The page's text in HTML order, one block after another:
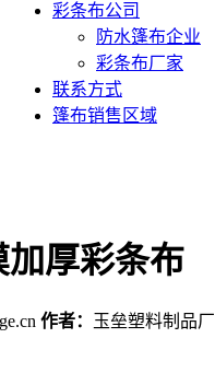
彩条布公司
防水篷布企业
彩条布厂家
联系方式
篷布销售区域
厚彩条布
作者： 玉垒塑料制品厂